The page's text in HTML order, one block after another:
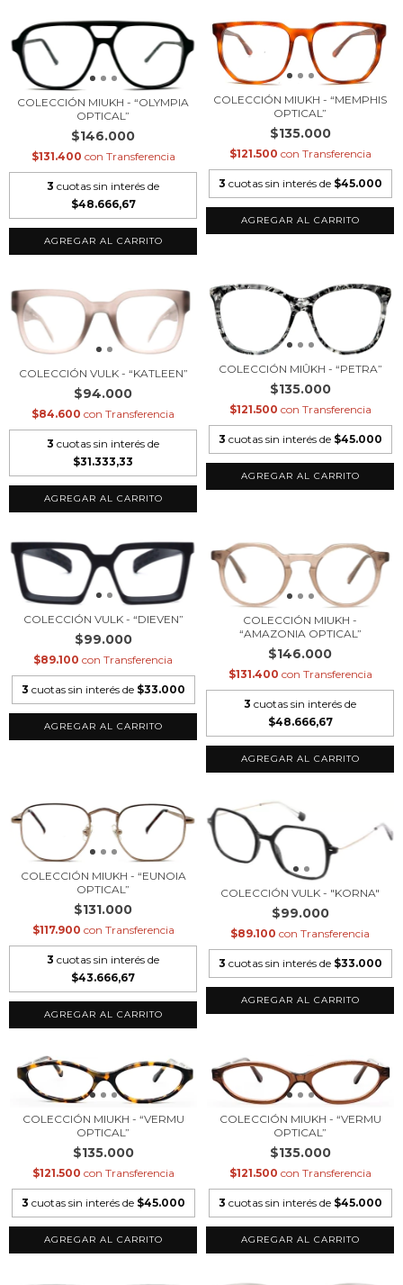
COLECCIÓN MIUKH - “OLYMPIA
OPTICAL”
$146.000
$131.400 con Transferencia
3 cuotas sin interés de
$48.666,67
COLECCIÓN MIUKH - “MEMPHIS
OPTICAL”
$135.000
$121.500 con Transferencia
3 cuotas sin interés de $45.000
COLECCIÓN VULK - “KATLEEN”
$94.000
$84.600 con Transferencia
3 cuotas sin interés de
$31.333,33
COLECCIÓN MIÛKH - “PETRA”
$135.000
$121.500 con Transferencia
3 cuotas sin interés de $45.000
COLECCIÓN VULK - “DIEVEN”
$99.000
$89.100 con Transferencia
3 cuotas sin interés de $33.000
COLECCIÓN MIUKH -
“AMAZONIA OPTICAL”
$146.000
$131.400 con Transferencia
3 cuotas sin interés de
$48.666,67
COLECCIÓN MIUKH - “EUNOIA
OPTICAL”
$131.000
$117.900 con Transferencia
3 cuotas sin interés de
$43.666,67
COLECCIÓN VULK - "KORNA"
$99.000
$89.100 con Transferencia
3 cuotas sin interés de $33.000
COLECCIÓN MIUKH - “VERMU
OPTICAL”
$135.000
$121.500 con Transferencia
3 cuotas sin interés de $45.000
COLECCIÓN MIUKH - “VERMU
OPTICAL”
$135.000
$121.500 con Transferencia
3 cuotas sin interés de $45.000